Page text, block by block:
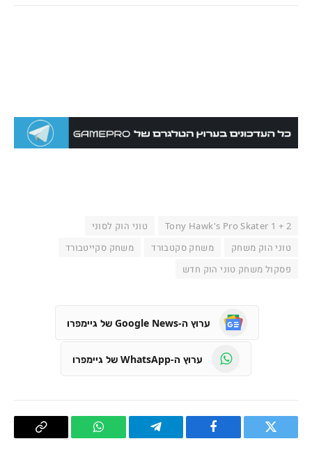
Tony Hawk's Pro Skater 1 + 2
טוני הוק לסוני
טוני הוק משחק
משחק סקטבורד
משחק סקייטבורד
פסקול משחק טוני הוק חדש
ערוץ ה-Google News של גיימפרו
ערוץ ה-WhatsApp של גיימפרו
טוויטר פייסבוק Telegram
WhatsApp העתק